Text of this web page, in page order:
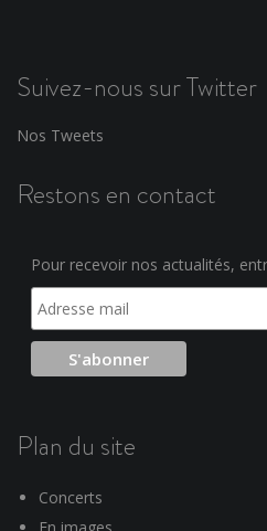
Suivez-nous sur Twitter
Nos Tweets
Restons en contact
Pour recevoir nos actualités,
Plan du site
Concerts